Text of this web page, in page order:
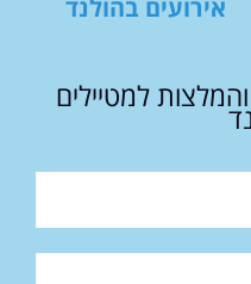
אירועים בהולנד
למטיילים